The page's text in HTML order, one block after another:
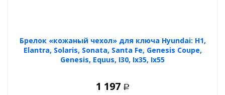
Брелок «кожаный чехол» для ключа Hyundai: H1,
Elantra, Solaris, Sonata, Santa Fe, Genesis Coupe,
Genesis, Equus, I30, Ix35, Ix55
1 197 Р